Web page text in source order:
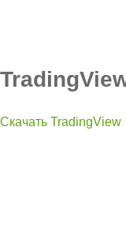
Скачать TradingView